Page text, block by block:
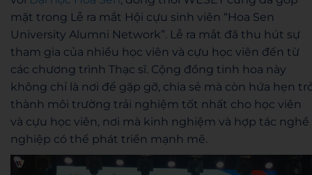
mặt trong Lễ ra mắt Hội cựu sinh viên “Hoa Sen
University Alumni Network”. Lễ ra mắt đã thu hút sự
tham gia của nhiều học viên và cựu học viên đến từ
các chương trình Thạc sĩ. Cộng đồng tinh hoa này
không chỉ là nơi để gặp gỡ, chia sẻ mà còn hứa hẹn
thành môi trường trải nghiệm tốt nhất cho học viên
và cựu học viên, nơi mà kinh nghiệm và hợp tác nghề
nghiệp có thể phát triển mạnh mẽ.